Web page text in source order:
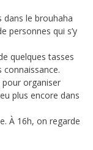
le brouhaha
personnes qui s’y
quelques tasses
organiser
plus encore dans
À 16h, on regarde